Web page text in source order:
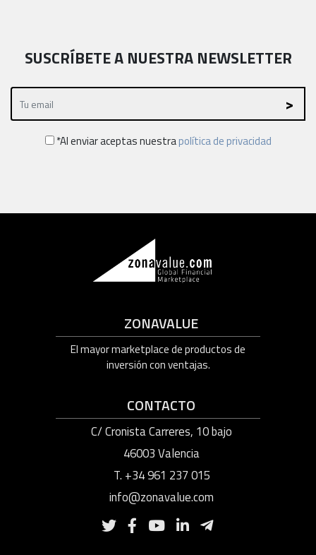
SUSCRÍBETE A NUESTRA NEWSLETTER
*Al enviar aceptas nuestrapolítica de privacidad
ZONAVALUE
El mayor marketplace de productos de
inversión con ventajas.
CONTACTO
C/ Cronista Carreres, 10 bajo
46003 Valencia
T. +34 961 237 015
info@zonavalue.com